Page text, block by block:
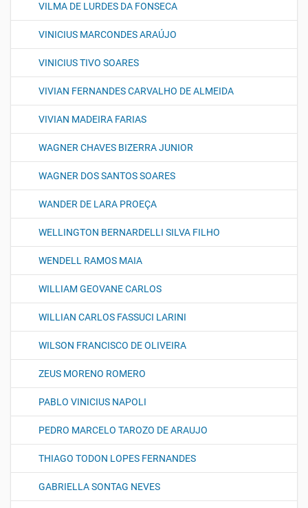
VILMA DE LURDES DA FONSECA
VINICIUS MARCONDES ARAÚJO
VINICIUS TIVO SOARES
VIVIAN FERNANDES CARVALHO DE ALMEIDA
VIVIAN MADEIRA FARIAS
WAGNER CHAVES BIZERRA JUNIOR
WAGNER DOS SANTOS SOARES
WANDER DE LARA PROEÇA
WELLINGTON BERNARDELLI SILVA FILHO
WENDELL RAMOS MAIA
WILLIAM GEOVANE CARLOS
WILLIAN CARLOS FASSUCI LARINI
WILSON FRANCISCO DE OLIVEIRA
ZEUS MORENO ROMERO
PABLO VINICIUS NAPOLI
PEDRO MARCELO TAROZO DE ARAUJO
THIAGO TODON LOPES FERNANDES
GABRIELLA SONTAG NEVES